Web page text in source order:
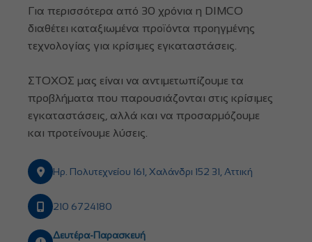
Για περισσότερα από 30 χρόνια η DIMCO
διαθέτει καταξιωμένα προϊόντα προηγμένης
τεχνολογίας για κρίσιμες εγκαταστάσεις.
ΣΤΟΧΟΣ μας είναι να αντιμετωπίζουμε τα
προβλήματα που παρουσιάζονται στις κρίσιμες
εγκαταστάσεις, αλλά και να προσαρμόζουμε
και προτείνουμε λύσεις.
Ηρ. Πολυτεχνείου 161, Χαλάνδρι 152 31, Αττική
210 6724180
Δευτέρα-Παρασκευή